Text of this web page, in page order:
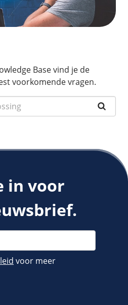
Base vind je de
voorkomende vragen.
in voor
voor meer